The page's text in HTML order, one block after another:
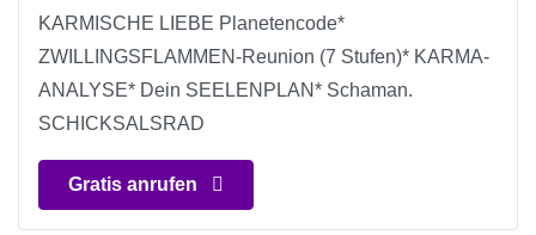
KARMISCHE LIEBE Planetencode*
ZWILLINGSFLAMMEN-Reunion (7 Stufen)* KARMA-
ANALYSE* Dein SEELENPLAN* Schaman.
SCHICKSALSRAD
Gratis anrufen